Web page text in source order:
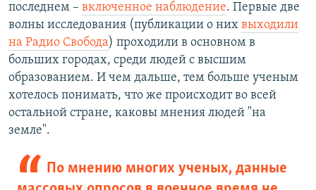
последнем – включенное наблюдение. Первые две
волны исследования (публикации о них выходили
на Радио Свобода) проходили в основном в
больших городах, среди людей с высшим
образованием. И чем дальше, тем больше ученым
хотелось понимать, что же происходит во всей
остальной стране, каковы мнения людей "на
земле".
По мнению многих ученых, данные